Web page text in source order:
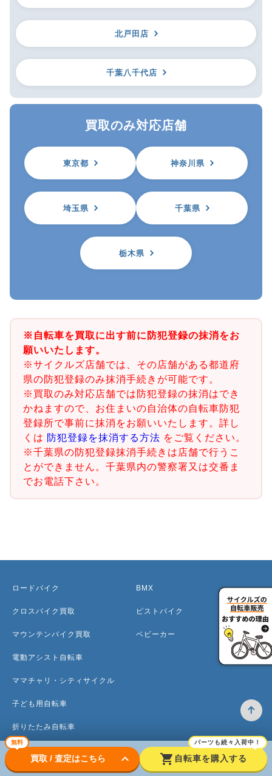
北戸田店
千葉八千代店
買取のみ対応店舗
東京都 神奈川県
埼玉県 千葉県
栃木県
※自転車を買取に出す前に防犯登録の抹消をお
願いいたします。
※サイクルズ店舗では、その店舗がある都道府
県の防犯登録のみ抹消手続きが可能です。
※買取のみ対応店舗では防犯登録の抹消はでき
かねますので、お住まいの自治体の自転車防犯
登録所で事前に抹消をお願いいたします。詳し
くは 防犯登録を抹消する方法 をご覧ください。
※千葉県の防犯登録抹消手続きは店舗で行うこ
とができません。千葉県内の警察署又は交番ま
でお電話下さい。
無料
買取 / 査定はこちら keyboard_arrow_down shopping_cart
パーツも続々入荷中！
自転車を購入する
ロードバイク
クロスバイク買取
マウンテンバイク買取
電動アシスト自転車
ママチャリ・シティサイクル
子ども用自転車
折りたたみ自転車
ミニベロ
BMX
ピストバイク
ベビーカー